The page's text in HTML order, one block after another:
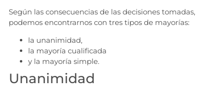
Según las consecuencias de las decisiones tomadas,
podemos encontrarnos con tres tipos de mayorías:
la unanimidad,
la mayoría cualificada
y la mayoría simple.
Unanimidad